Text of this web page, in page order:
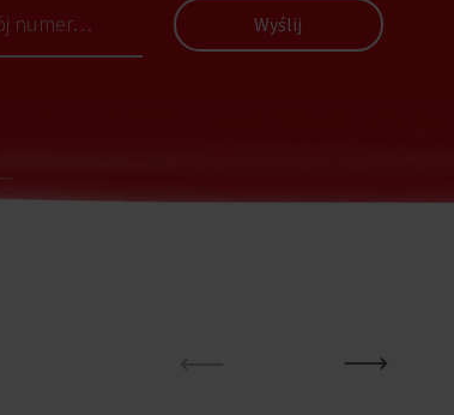
Wyślij